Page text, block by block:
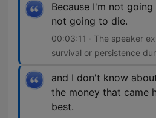
Because I'm not
not going to die.
00:03:11 · The speaker
survival or persistence
and I don't know
the money that came
best.